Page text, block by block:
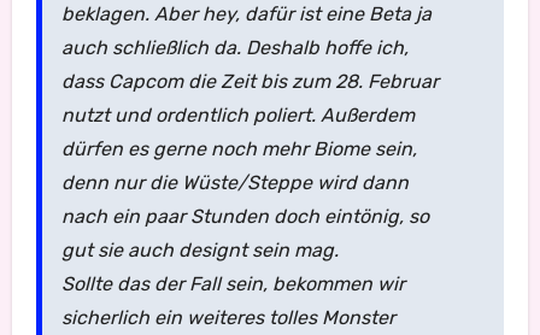
beklagen. Aber hey, dafür ist eine Beta ja
auch schließlich da. Deshalb hoffe ich,
dass Capcom die Zeit bis zum 28. Februar
nutzt und ordentlich poliert. Außerdem
dürfen es gerne noch mehr Biome sein,
denn nur die Wüste/Steppe wird dann
nach ein paar Stunden doch eintönig, so
gut sie auch designt sein mag.
Sollte das der Fall sein, bekommen wir
sicherlich ein weiteres tolles Monster